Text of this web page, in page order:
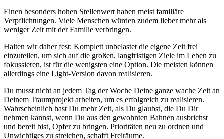
Einen besonders hohen Stellenwert haben meist familiäre
Verpflichtungen. Viele Menschen würden zudem lieber mehr als
weniger Zeit mit der Familie verbringen.
Halten wir daher fest: Komplett unbelastet die eigene Zeit frei
einzuteilen, um sich auf die großen, langfristigen Ziele im Leben zu
fokussieren, ist für die wenigsten eine Option. Die meisten können
allerdings eine Light-Version davon realisieren.
Du musst nicht an jedem Tag der Woche Deine ganze wache Zeit an
Deinem Traumprojekt arbeiten, um es erfolgreich zu realisieren.
Wahrscheinlich hast Du mehr Zeit, als Du glaubst, die Du Dir
nehmen kannst, wenn Du aus den gewohnten Bahnen ausbrichst
und bereit bist, Opfer zu bringen. Prioritäten neu zu ordnen und
Unwichtiges zu streichen, schafft Freiräume.